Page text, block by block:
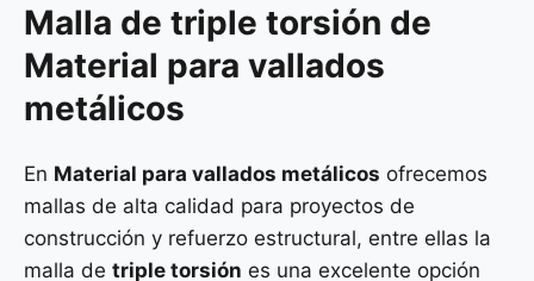
Malla de triple torsión de
Material para vallados
metálicos
En Material para vallados metálicos ofrecemos
mallas de alta calidad para proyectos de
construcción y refuerzo estructural, entre ellas la
malla de triple torsión es una excelente opción